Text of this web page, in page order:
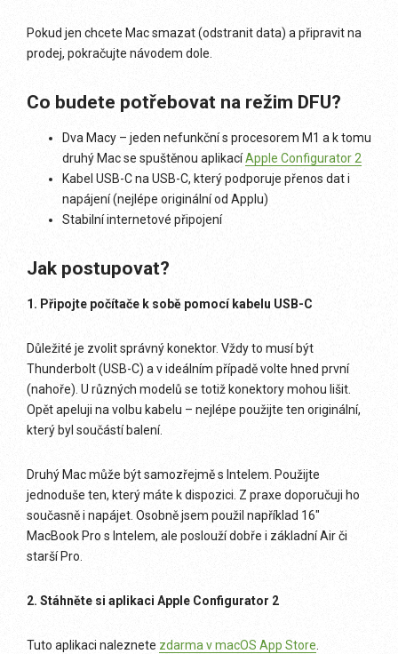
Pokud jen chcete Mac smazat (odstranit data) a připravit na
prodej, pokračujte návodem dole.
Co budete potřebovat na režim DFU?
Dva Macy – jeden nefunkční s procesorem M1 a k tomu
druhý Mac se spuštěnou aplikacíApple Configurator 2
Kabel USB-C na USB-C, který podporuje přenos dat i
napájení (nejlépe originální od Applu)
Stabilní internetové připojení
Jak postupovat?
1. Připojte počítače k sobě pomocí kabelu USB-C
Důležité je zvolit správný konektor. Vždy to musí být
Thunderbolt (USB-C) a v ideálním případě volte hned první
(nahoře). U různých modelů se totiž konektory mohou lišit.
Opět apeluji na volbu kabelu – nejlépe použijte ten originální,
který byl součástí balení.
Druhý Mac může být samozřejmě s Intelem. Použijte
jednoduše ten, který máte k dispozici. Z praxe doporučuji ho
současně i napájet. Osobně jsem použil například 16″
MacBook Pro s Intelem, ale poslouží dobře i základní Air či
starší Pro.
2. Stáhněte si aplikaci Apple Configurator 2
Tuto aplikaci naleznete zdarma v macOS App Store